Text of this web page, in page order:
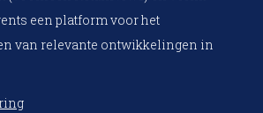
een platform voor het
van relevante ontwikkelingen in